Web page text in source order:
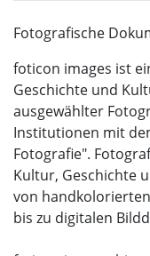
Fotografische
foticon images ist
Geschichte und
ausgewählter
Institutionen mit
Fotografie".
Kultur, Geschichte
von
bis zu digitalen